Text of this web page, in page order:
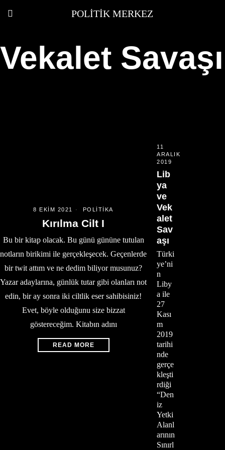
POLITIK MERKEZ
Vekalet Savaşı
8 EKIM 2021 POLITIKA
Kırılma Cilt I
Bu bir kitap olacak. Bu günü gününe tutulan
notların birikimi ile gerçekleşecek. Geçenlerde
bir twit attım ve ne dedim biliyor musunuz?
Yazar adaylarına, günlük tutar gibi olanları not
edin, bir ay sonra iki ciltlik eser sahibisiniz!
Evet, böyle olduğunu size bizzat
göstereceğim. Kitabın adını
READ MORE
11
ARALIK
2019
Lib
ya
ve
Vek
alet
Sav
aşı
Türki
ye’ni
n
Liby
a ile
27
Kası
m
2019
tarihi
nde
gerçe
kleşti
rdiği
“Den
iz
Yetki
Alanl
arının
Sınırl